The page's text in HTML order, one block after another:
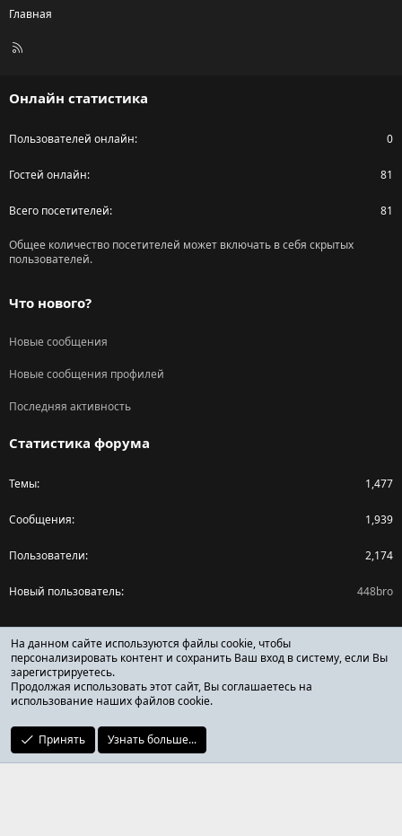
Главная
R
Онлайн статистика
Пользователей онлайн 0
Гостей онлайн 81
Всего посетителей 81
Общее количество посетителей может включать в себя скрытых
пользователей.
Что нового?
Новые сообщения
Новые сообщения профилей
Последняя активность
Статистика форума
Темы 1,477
Сообщения 1,939
Пользователи 2,174
Новый пользователь 448bro
Поделиться страницей
Facebook
X (Twitter)
Reddit
ОТЗЫВЫ ОНЛАЙН ФОРУМ
На данном сайте используются файлы cookie, чтобы
персонализировать контент и сохранить Ваш вход в систему, если Вы
зарегистрируетесь.
Продолжая использовать этот сайт, Вы соглашаетесь на
использование наших файлов cookie.
Принять Узнать больше...